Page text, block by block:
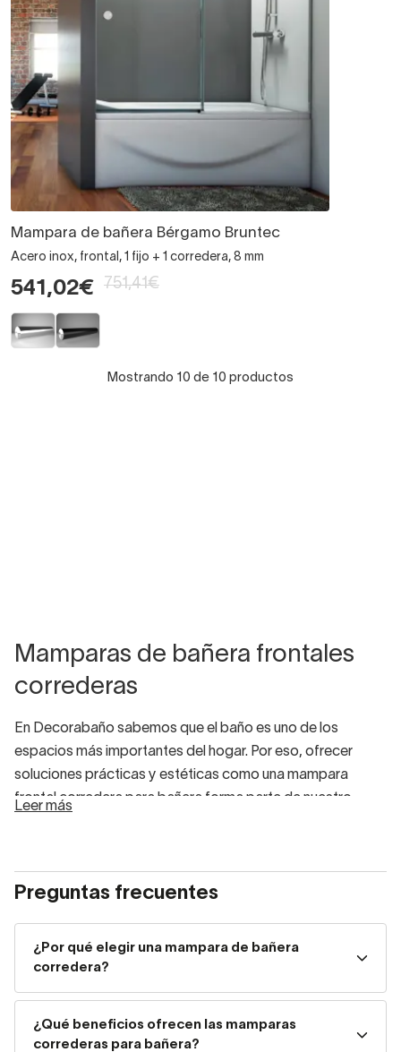
Mampara de bañera Bérgamo Bruntec
Acero inox, frontal, 1 fijo + 1 corredera, 8 mm
541,02€ 751,41€
Mostrando 10 de 10 productos
Mamparas de bañera frontales
correderas
En Decorabaño sabemos que el baño es uno de los
espacios más importantes del hogar. Por eso, ofrecer
soluciones prácticas y estéticas como una mampara
frontal corredera para bañera forma parte de nuestro
son un elementodecorativoclave en cualquier cuarto de
baño.
Las mamparas correderas para bañera se han convertido
una de las opciones preferidas por nuestros
clientesgracias a su diseño versátil, su facilidad de uso y
su capacidad para adaptarse a cualquier tipo de espacio,
grande o pequeño.
Leer más
Preguntas frecuentes
¿Por qué elegir una mampara de bañera
corredera?
¿Qué beneficios ofrecen las mamparas
correderas para bañera?